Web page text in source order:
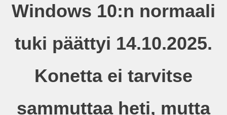
Windows 10:n normaali
tuki päättyi 14.10.2025.
Konetta ei tarvitse
sammuttaa heti, mutta